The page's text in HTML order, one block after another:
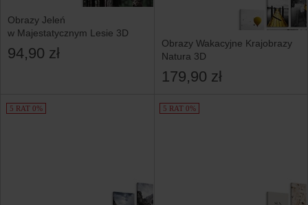
Obrazy Jeleń
w Majestatycznym Lesie 3D
94,90 zł
Obrazy Wakacyjne Krajobrazy
Natura 3D
179,90 zł
5 RAT 0% 5 RAT 0%